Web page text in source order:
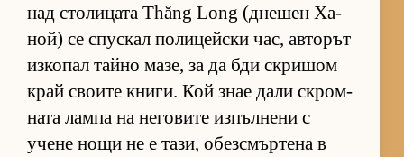
над сто­ли­цата Thăng Long (дне­шен Ха­
ной) се спус­кал по­ли­цейски час, ав­то­рът
из­ко­пал тайно ма­зе, за да бди скри­шом
край сво­ите кни­ги. Кой знае дали скром­
ната лампа на не­го­вите из­пъл­нени с
учене нощи не е та­зи, обез­смър­тена в